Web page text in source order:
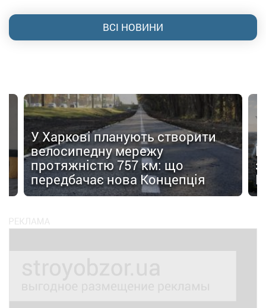
ВСІ НОВИНИ
У Харкові планують створити
велосипедну мережу
протяжністю 757 км: що
передбачає нова Концепція